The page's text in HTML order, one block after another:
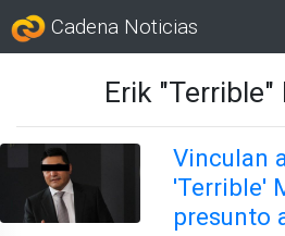
Cadena Noticias
Erik "Terrible"
Vinculan
'Terrible'
presunto